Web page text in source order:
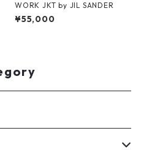
WORK JKT by JIL SANDER
¥55,000